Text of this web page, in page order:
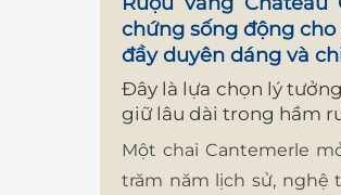
chứng sống động
đầy duyên dáng và
Đây là lựa chọn lý
giữ lâu dài trong hầm
Một chai Cantemerle
trăm năm lịch sử,